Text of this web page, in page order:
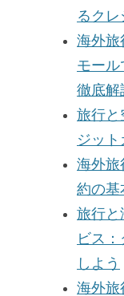
るク
海外旅
モール
徹底解
旅行と
ジッ
海外旅
約の基
旅行と
ビス
しよう
海外旅